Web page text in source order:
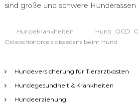
sind große und schwere Hunderassen
Hundekrankheiten Hund OCD
Osteochondrosis dissecans beim Hund
Hundeversicherung für Tierarztkosten
Hundegesundheit & Krankheiten
Hundeerziehung